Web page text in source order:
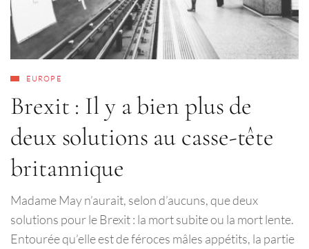
EUROPE
Brexit : Il y a bien plus de
deux solutions au casse-tête
britannique
Madame May n’aurait, selon d’aucuns, que deux
solutions pour le Brexit : la mort subite ou la mort lente.
Entourée qu’elle est de féroces mâles appétits, la partie